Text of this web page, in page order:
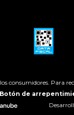
consumidores. Para
Botón de